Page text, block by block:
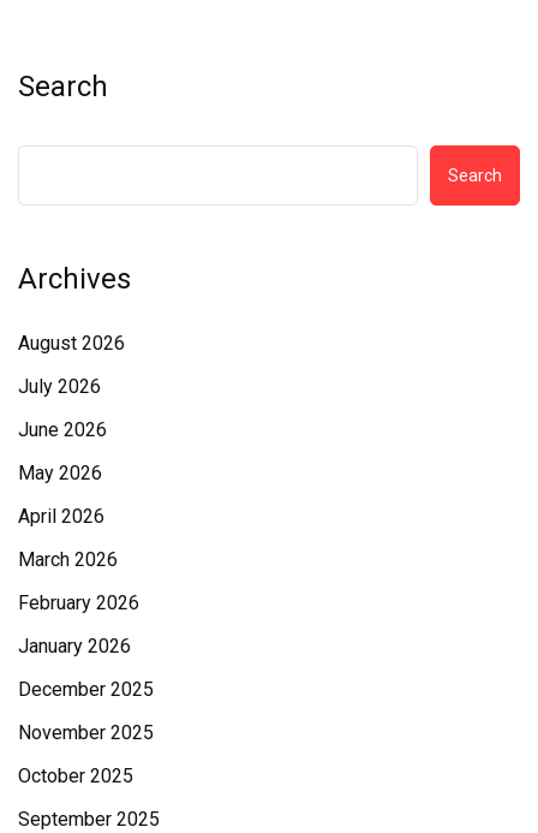
Search
Search
Archives
August 2026
July 2026
June 2026
May 2026
April 2026
March 2026
February 2026
January 2026
December 2025
November 2025
October 2025
September 2025